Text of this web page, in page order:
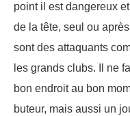
point il est dangereux
de la tête, seul ou
sont des attaquants
les grands clubs. Il ne
bon endroit au bon
buteur, mais aussi un